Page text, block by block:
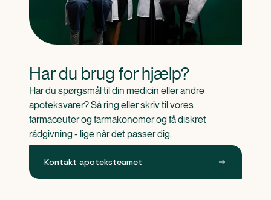
Har du brug for hjælp?
Har du spørgsmål til din medicin eller andre
apoteksvarer? Så ring eller skriv til vores
farmaceuter og farmakonomer og få diskret
rådgivning - lige når det passer dig.
Kontakt apoteksteamet